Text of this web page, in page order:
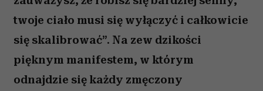
twoje ciało musi się wyłączyć i całkowicie
się skalibrować”. Na zew dzikości
pięknym manifestem, w którym
odnajdzie się każdy zmęczony